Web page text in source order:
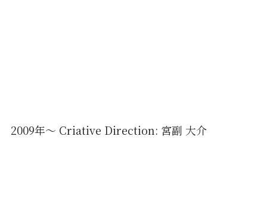
2009年〜 Criative Direction: 宮副 大介